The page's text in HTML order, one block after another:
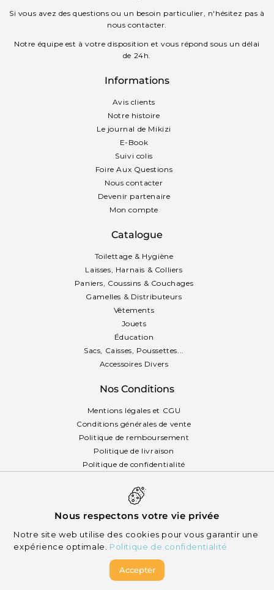
Si vous avez des questions ou un besoin particulier, n'hésitez pas à
nous contacter.
Notre équipe est à votre disposition et vous répond sous un délai
de 24h.
Informations
Avis clients
Notre histoire
Le journal de Mikizi
E-Book
Suivi colis
Foire Aux Questions
Nous contacter
Devenir partenaire
Mon compte
Catalogue
Toilettage & Hygiène
Laisses, Harnais & Colliers
Paniers, Coussins & Couchages
Gamelles & Distributeurs
Vêtements
Jouets
Éducation
Sacs, Caisses, Poussettes...
Accessoires Divers
Nos Conditions
Mentions légales et CGU
Conditions générales de vente
Politique de remboursement
Politique de livraison
Politique de confidentialité
Français
© 2026 Mikizi - Tous droits réservés
Nous respectons votre vie privée
Notre site web utilise des cookies pour vous garantir une
expérience optimale.
Politique de confidentialité
Accepter